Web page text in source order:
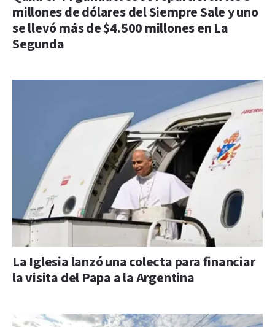
millones de dólares del Siempre Sale y uno
se llevó más de $4.500 millones en La
Segunda
La Iglesia lanzó una colecta para financiar
la visita del Papa a la Argentina